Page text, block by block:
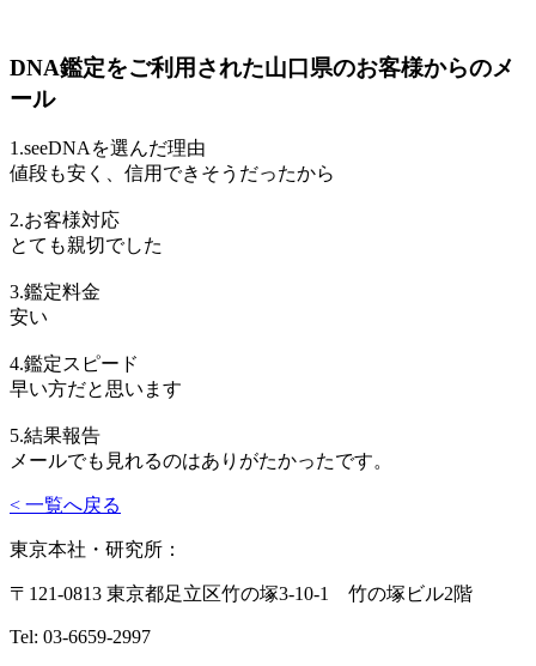
DNA鑑定をご利用された山口県のお客様からのメ
ール
1.seeDNAを選んだ理由
値段も安く、信用できそうだったから
2.お客様対応
とても親切でした
3.鑑定料金
安い
4.鑑定スピード
早い方だと思います
5.結果報告
メールでも見れるのはありがたかったです。
< 一覧へ戻る
東京本社・研究所：
〒121-0813 東京都足立区竹の塚3-10-1 竹の塚ビル2階
Tel: 03-6659-2997